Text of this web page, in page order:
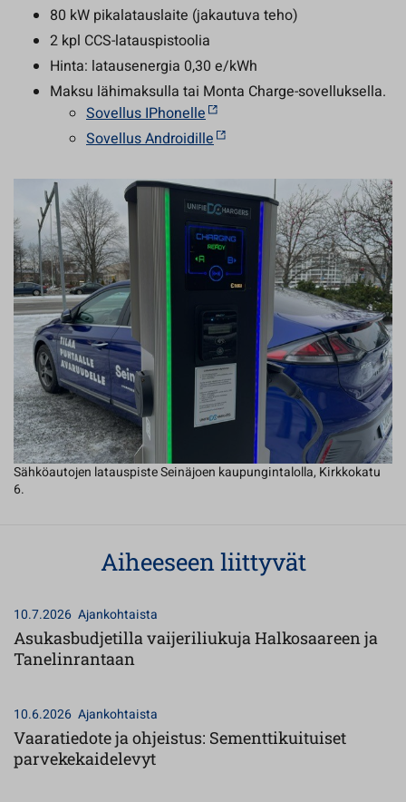
80 kW pikalatauslaite (jakautuva teho)
2 kpl CCS-latauspistoolia
Hinta: latausenergia 0,30 e/kWh
Maksu lähimaksulla tai Monta Charge-sovelluksella.
Sovellus IPhonelle
Sovellus Androidille
Sähköautojen latauspiste Seinäjoen kaupungintalolla, Kirkkokatu
6.
Aiheeseen liittyvät
10.7.2026 Ajankohtaista
Asukasbudjetilla vaijeriliukuja Halkosaareen ja
Tanelinrantaan
10.6.2026 Ajankohtaista
Vaaratiedote ja ohjeistus: Sementtikuituiset
parvekekaidelevyt